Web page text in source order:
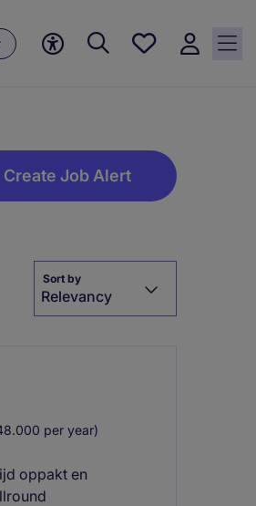
Save
Create Job Alert
Sort by
Relevancy
per year)
oppakt en